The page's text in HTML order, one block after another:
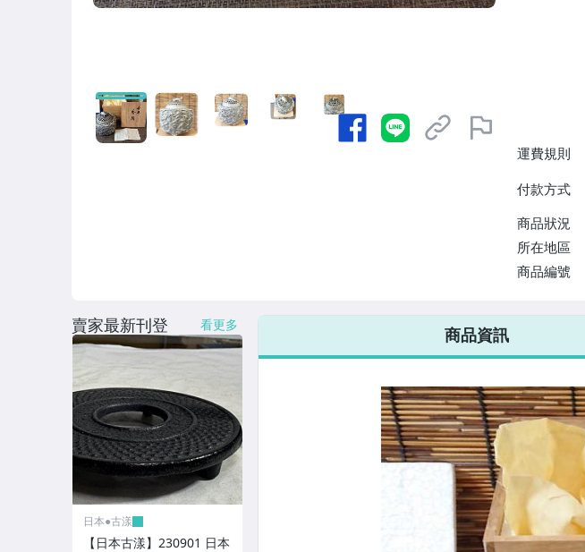
運費規則
付款方式
商品狀況
所在地區
商品編號
。日本茶托。
。日本茶棚。
。日本花道道具。
。日本木製花台。
。日本漆器。
。日本陶器。
。日本瓷器。
。日本掛畫。
商品資訊
賣家最新刊登 看更多
日本●古漾
【日本古漾】230901 日本